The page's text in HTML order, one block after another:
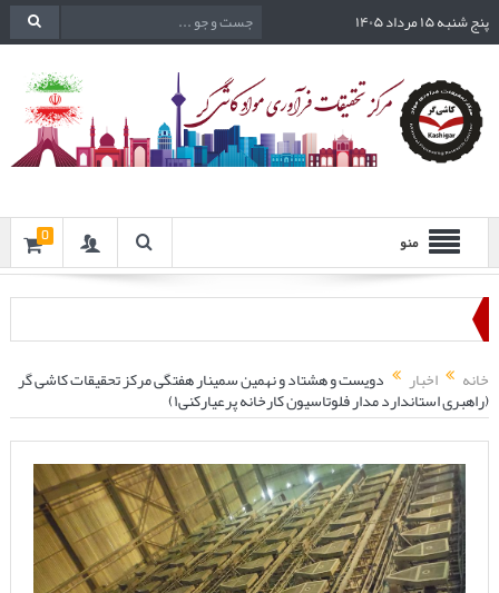
پنج شنبه ۱۵ مرداد ۱۴۰۵
منو 0
خانه اخبار دویست و هشتاد و نهمین سمینار هفتگی مرکز تحقیقات کاشی گر
(راهبری استاندارد مدار فلوتاسیون کارخانه پرعیارکنی۱)